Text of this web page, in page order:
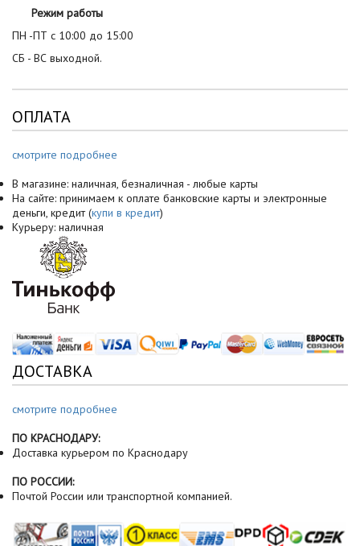
Режим работы
ПН -ПТ с 10:00 до 15:00
СБ - ВС выходной.
ОПЛАТА
смотрите подробнее
В магазине: наличная, безналичная - любые карты
На сайте: принимаем к оплате банковские карты и электронные
деньги, кредит (купи в кредит)
Курьеру: наличная
ДОСТАВКА
смотрите подробнее
ПО КРАСНОДАРУ:
Доставка курьером по Краснодару
ПО РОССИИ:
Почтой России или транспортной компанией.